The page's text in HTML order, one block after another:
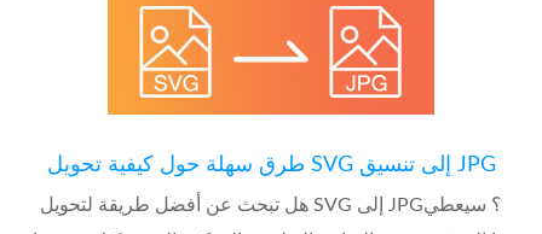
طرق سهلة حول كيفية تحويل SVG إلى تنسيق JPG
هل تبحث عن أفضل طريقة لتحويل SVG إلى JPG؟ سيعطي